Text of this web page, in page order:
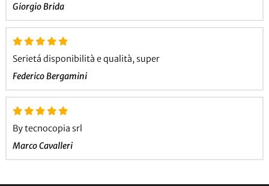
Giorgio Brida
Serietá disponibilità e qualità, super
Federico Bergamini
By tecnocopia srl
Marco Cavalleri